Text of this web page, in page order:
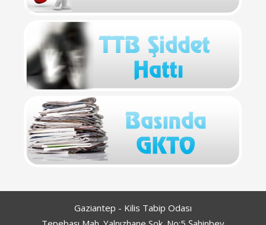
Gaziantep - Kilis Tabip Odası